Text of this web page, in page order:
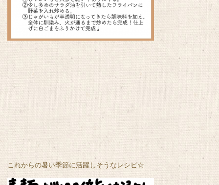
これからの暑い季節に活躍しそうなレシピ☆